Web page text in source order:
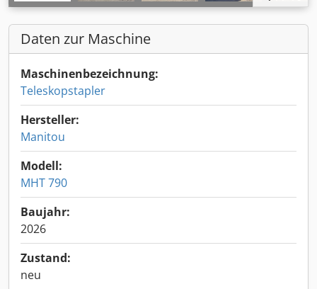
Daten zur Maschine
Maschinenbezeichnung:
Teleskopstapler
Hersteller:
Manitou
Modell:
MHT 790
Baujahr:
2026
Zustand:
neu